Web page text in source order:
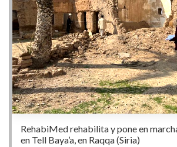
RehabiMed rehabilita y pone en
en Tell Baya’a, en Raqqa (Siria)